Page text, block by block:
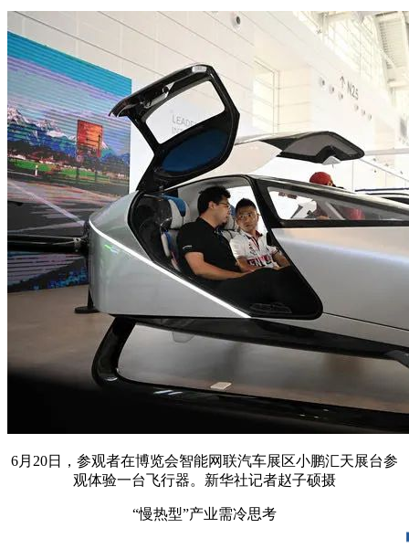
6月20日，参观者在博览会智能网联汽车展区小鹏汇天展台参
观体验一台飞行器。新华社记者赵子硕摄
“慢热型”产业需冷思考